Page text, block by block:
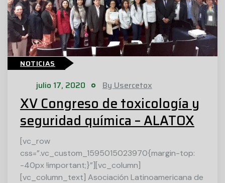
NOTICIAS
julio 17, 2020 By Usercetox
XV Congreso de toxicología y
seguridad química – ALATOX
[vc_row
css=”.vc_custom_1595015023970{margin-top:
-40px !important;}”][vc_column]
[vc_column_text] Asociación Latinoamericana de